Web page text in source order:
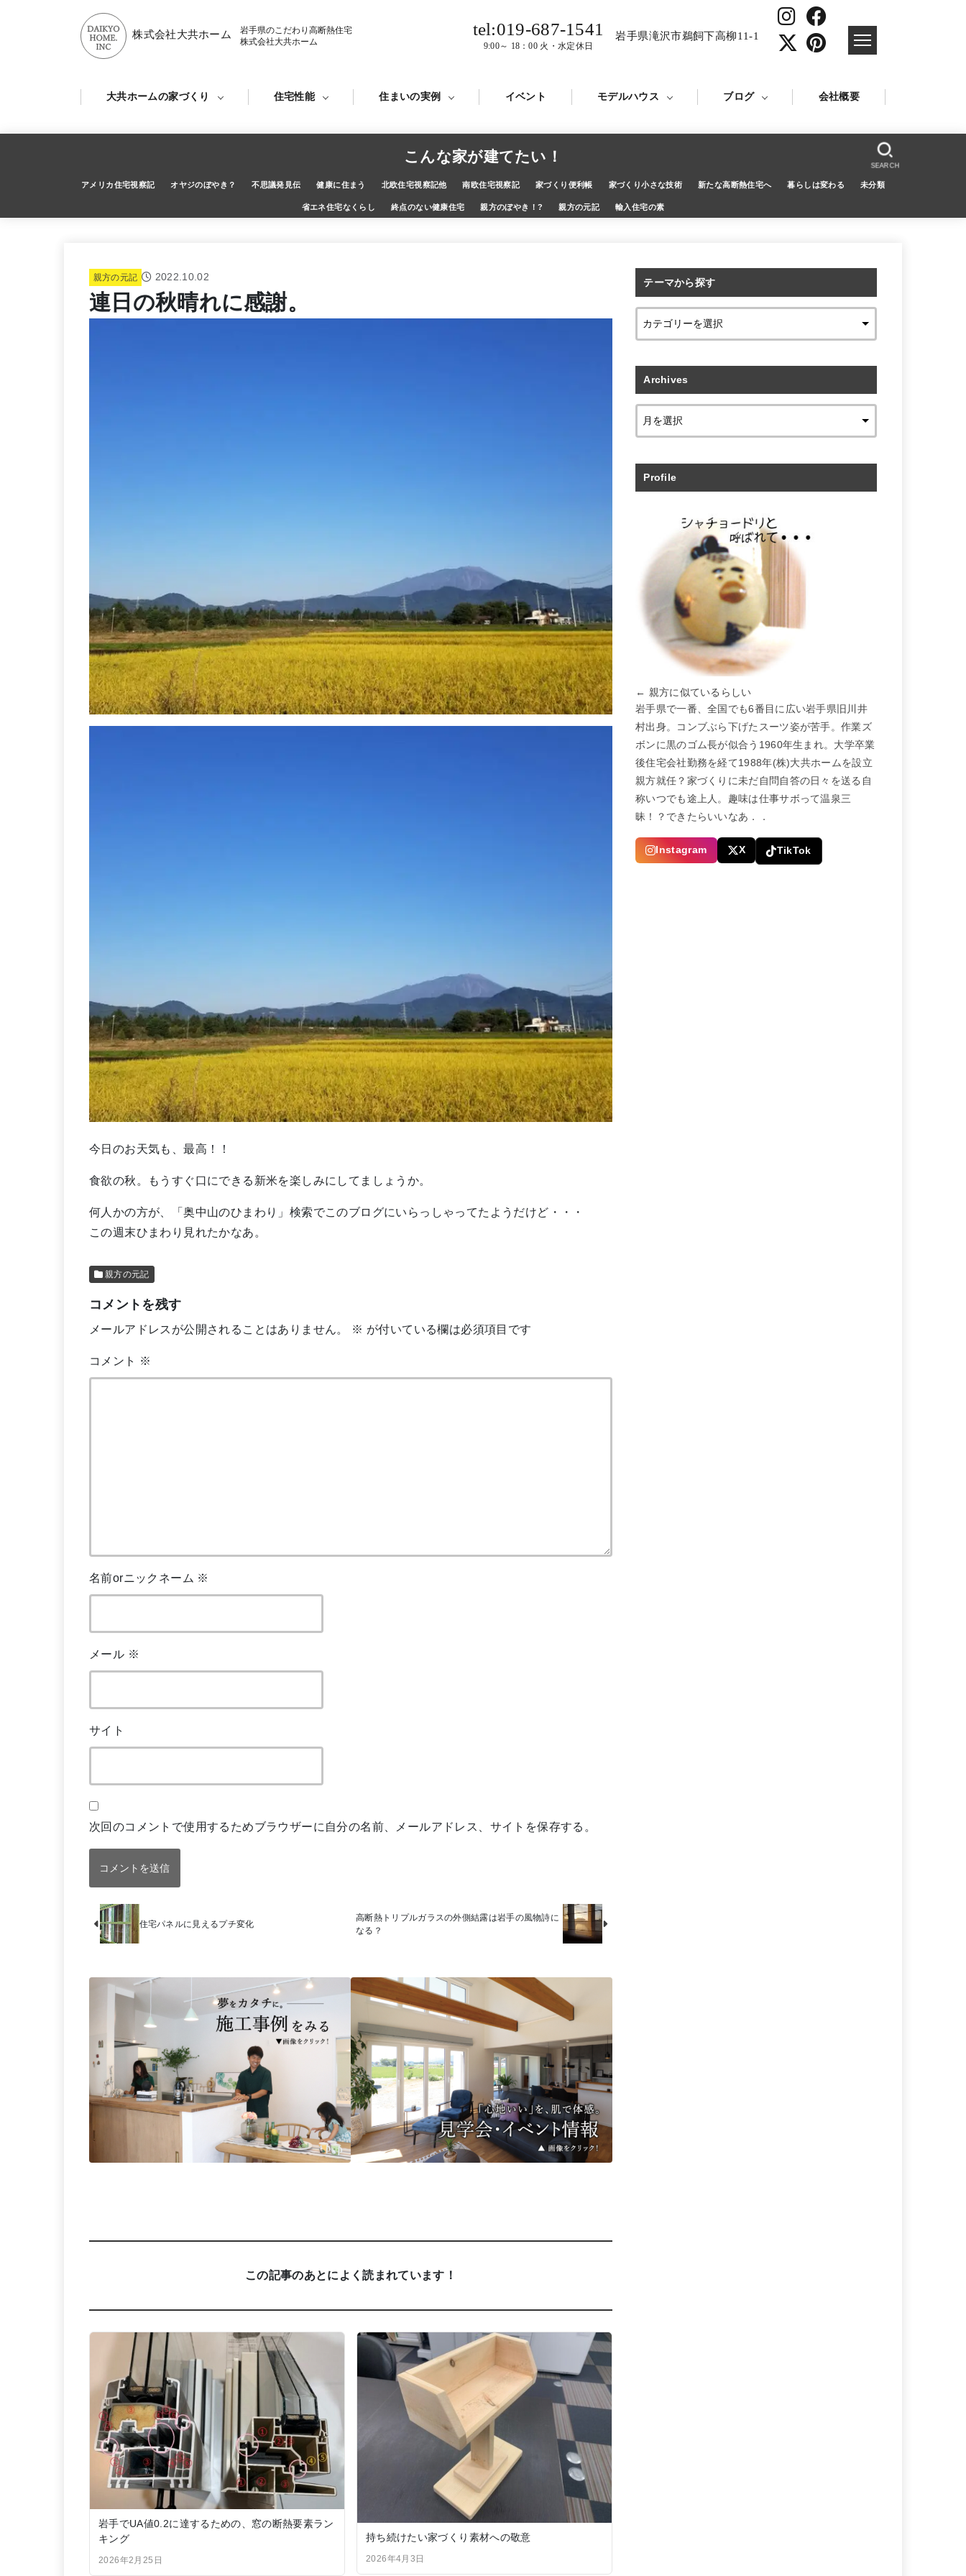
株式会社大共ホーム
岩手県のこだわり高断熱住宅
株式会社大共ホーム
tel:019-687-1541
9:00～ 18：00 火・水定休日
岩手県滝沢市鵜飼下高柳11-1
大共ホームの家づくり 住宅性能 住まいの実例 イベント モデルハウス ブログ 会社概要
こんな家が建てたい！
アメリカ住宅視察記 オヤジのぼやき？ 不思議発見伝 健康に住まう 北欧住宅視察記他 南欧住宅視察記 家づくり便利帳 家づくり小さな技術 新たな高断熱住宅へ 暮らしは変わる 未分類
省エネ住宅なくらし 終点のない健康住宅 親方のぼやき！? 親方の元記 輸入住宅の素
SEARCH
親方の元記 2022.10.02
連日の秋晴れに感謝。
今日のお天気も、最高！！
食欲の秋。もうすぐ口にできる新米を楽しみにしてましょうか。
何人かの方が、「奥中山のひまわり」検索でこのブログにいらっしゃってたようだけど・・・
この週末ひまわり見れたかなあ。
親方の元記
コメントを残す
メールアドレスが公開されることはありません。 ※ が付いている欄は必須項目です
コメント ※
名前orニックネーム ※
メール ※
サイト
次回のコメントで使用するためブラウザーに自分の名前、メールアドレス、サイトを保存する。
住宅パネルに見えるプチ変化
高断熱トリプルガラスの外側結露は岩手の風物詩に
なる？
この記事のあとによく読まれています！
岩手でUA値0.2に達するための、窓の断熱要素ラン
キング
2026年2月25日
持ち続けたい家づくり素材への敬意
2026年4月3日
テーマから探す
Archives
Profile
← 親方に似ているらしい
岩手県で一番、全国でも6番目に広い岩手県旧川井
村出身。コンブぶら下げたスーツ姿が苦手。作業ズ
ボンに黒のゴム長が似合う1960年生まれ。大学卒業
後住宅会社勤務を経て1988年(株)大共ホームを設立
親方就任？家づくりに未だ自問自答の日々を送る自
称いつでも途上人。趣味は仕事サボって温泉三
昧！？できたらいいなあ．．
Instagram X TikTok